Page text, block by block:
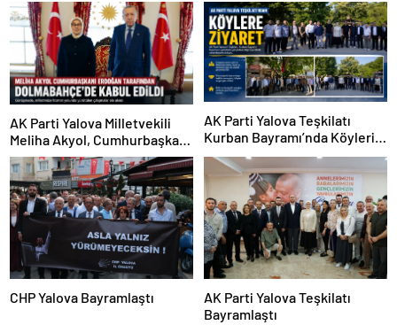
AK Parti Yalova Milletvekili
Meliha Akyol, Cumhurbaşkanı
Erdoğan ile Görüştü
AK Parti Yalova Teşkilatı
Kurban Bayramı’nda Köyleri
Ziyaret Etti
CHP Yalova Bayramlaştı
AK Parti Yalova Teşkilatı
Bayramlaştı